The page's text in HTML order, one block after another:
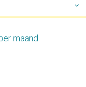
maand